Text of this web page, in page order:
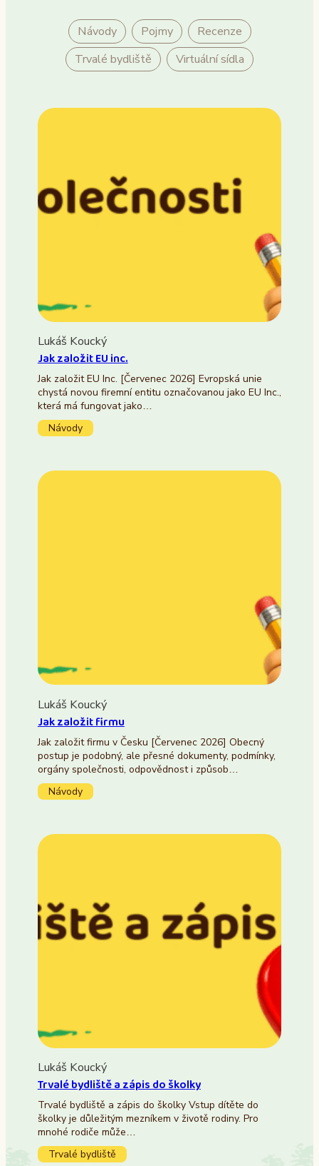
Návody Pojmy
Recenze
Trvalé bydliště
Virtuální sídla
Lukáš Koucký
Jak založit EU inc.
Jak založit EU Inc. [Červenec 2026] Evropská unie
chystá novou firemní entitu označovanou jako EU Inc.,
která má fungovat jako…
Návody
Lukáš Koucký
Jak založit firmu
Jak založit firmu v Česku [Červenec 2026] Obecný
postup je podobný, ale přesné dokumenty, podmínky,
orgány společnosti, odpovědnost i způsob…
Návody
Lukáš Koucký
Trvalé bydliště a zápis do školky
Trvalé bydliště a zápis do školky Vstup dítěte do
školky je důležitým mezníkem v životě rodiny. Pro
mnohé rodiče může…
Trvalé bydliště